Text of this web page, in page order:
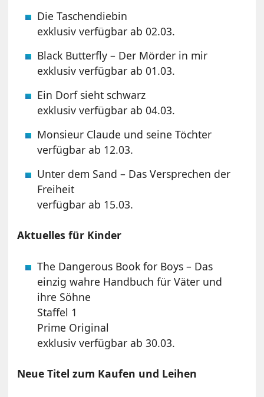
Die Taschendiebin
exklusiv verfügbar ab 02.03.
Black Butterfly – Der Mörder in mir
exklusiv verfügbar ab 01.03.
Ein Dorf sieht schwarz
exklusiv verfügbar ab 04.03.
Monsieur Claude und seine Töchter
verfügbar ab 12.03.
Unter dem Sand – Das Versprechen der
Freiheit
verfügbar ab 15.03.
Aktuelles für Kinder
The Dangerous Book for Boys – Das
einzig wahre Handbuch für Väter und
ihre Söhne
Staffel 1
Prime Original
exklusiv verfügbar ab 30.03.
Neue Titel zum Kaufen und Leihen